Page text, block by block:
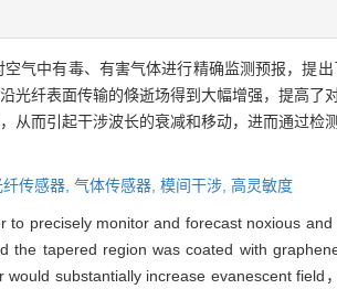
空气中有毒、有害气体进行精确监测预报，提
光纤表面传输的倏逝场得到大幅增强，提高了
从而引起干涉波长的衰减和移动，进而通过
纤传感器, 气体传感器, 模间干涉, 高灵敏度
to precisely monitor and forecast noxious
the tapered region was coated with
would substantially increase evanescent